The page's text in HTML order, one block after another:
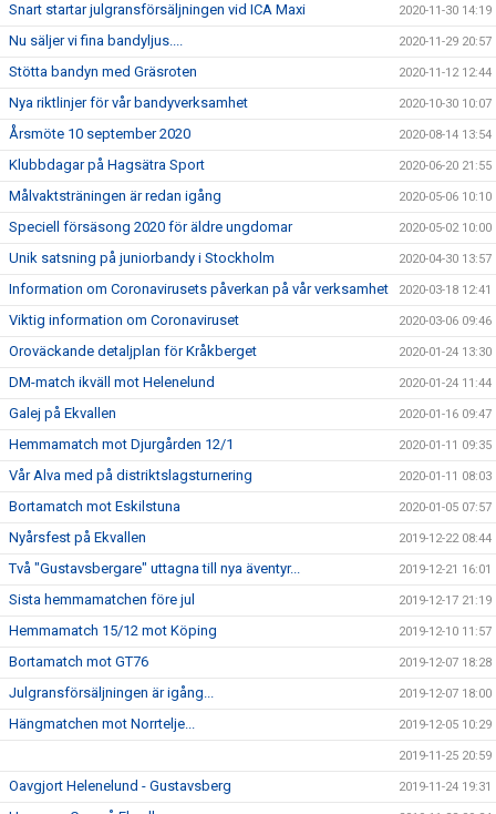
Snart startar julgransförsäljningen vid ICA Maxi 2020-11-30 14:19
Nu säljer vi fina bandyljus.... 2020-11-29 20:57
Stötta bandyn med Gräsroten 2020-11-12 12:44
Nya riktlinjer för vår bandyverksamhet 2020-10-30 10:07
Årsmöte 10 september 2020 2020-08-14 13:54
Klubbdagar på Hagsätra Sport 2020-06-20 21:55
Målvaktsträningen är redan igång 2020-05-06 10:10
Speciell försäsong 2020 för äldre ungdomar 2020-05-02 10:00
Unik satsning på juniorbandy i Stockholm 2020-04-30 13:57
Information om Coronavirusets påverkan på vår verksamhet 2020-03-18 12:41
Viktig information om Coronaviruset 2020-03-06 09:46
Oroväckande detaljplan för Kråkberget 2020-01-24 13:30
DM-match ikväll mot Helenelund 2020-01-24 11:44
Galej på Ekvallen 2020-01-16 09:47
Hemmamatch mot Djurgården 12/1 2020-01-11 09:35
Vår Alva med på distriktslagsturnering 2020-01-11 08:03
Bortamatch mot Eskilstuna 2020-01-05 07:57
Nyårsfest på Ekvallen 2019-12-22 08:44
Två "Gustavsbergare" uttagna till nya äventyr... 2019-12-21 16:01
Sista hemmamatchen före jul 2019-12-17 21:19
Hemmamatch 15/12 mot Köping 2019-12-10 11:57
Bortamatch mot GT76 2019-12-07 18:28
Julgransförsäljningen är igång... 2019-12-07 18:00
Hängmatchen mot Norrtelje... 2019-12-05 10:29
2019-11-25 20:59
Oavgjort Helenelund - Gustavsberg 2019-11-24 19:31